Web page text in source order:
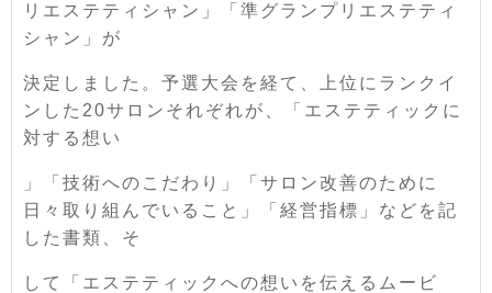
リエステティシャン」「準グランプリエステティ
シャン」が
決定しました。予選大会を経て、上位にランクイ
ンした20サロンそれぞれが、「エステティックに
対する想い
」「技術へのこだわり」「サロン改善のために
日々取り組んでいること」「経営指標」などを記
した書類、そ
して「エステティックへの想いを伝えるムービ